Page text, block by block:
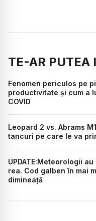
TE-AR PUTEA
Fenomen periculos pe
productivitate și cum a
COVID
Leopard 2 vs. Abrams
tancuri pe care le va
UPDATE:Meteorologii
rea. Cod galben în mai
dimineaţă